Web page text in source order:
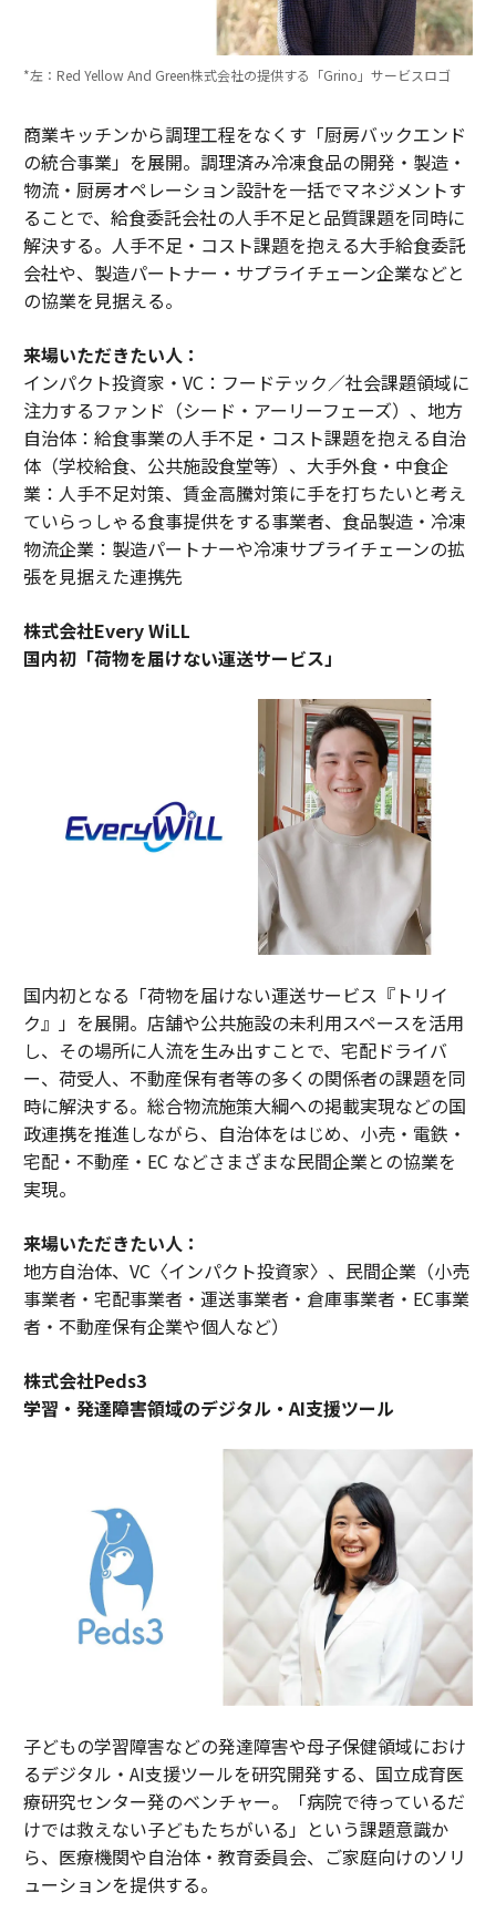
*左：Red Yellow And Green株式会社の提供する「Grino」サービスロゴ
商業キッチンから調理工程をなくす「厨房バックエンド
の統合事業」を展開。調理済み冷凍食品の開発・製造・
物流・厨房オペレーション設計を一括でマネジメントす
ることで、給食委託会社の人手不足と品質課題を同時に
解決する。人手不足・コスト課題を抱える大手給食委託
会社や、製造パートナー・サプライチェーン企業などと
の協業を見据える。
来場いただきたい人：
インパクト投資家・VC：フードテック／社会課題領域に
注力するファンド（シード・アーリーフェーズ）、地方
自治体：給食事業の人手不足・コスト課題を抱える自治
体（学校給食、公共施設食堂等）、大手外食・中食企
業：人手不足対策、賃金高騰対策に手を打ちたいと考え
ていらっしゃる食事提供をする事業者、食品製造・冷凍
物流企業：製造パートナーや冷凍サプライチェーンの拡
張を見据えた連携先
株式会社Every WiLL
国内初「荷物を届けない運送サービス」
国内初となる「荷物を届けない運送サービス『トリイ
ク』」を展開。店舗や公共施設の未利用スペースを活用
し、その場所に人流を生み出すことで、宅配ドライバ
ー、荷受人、不動産保有者等の多くの関係者の課題を同
時に解決する。総合物流施策大綱への掲載実現などの国
政連携を推進しながら、自治体をはじめ、小売・電鉄・
宅配・不動産・EC などさまざまな民間企業との協業を
実現。
来場いただきたい人：
地方自治体、VC〈インパクト投資家〉、民間企業（小売
事業者・宅配事業者・運送事業者・倉庫事業者・EC事業
者・不動産保有企業や個人など）
株式会社Peds3
学習・発達障害領域のデジタル・AI支援ツール
子どもの学習障害などの発達障害や母子保健領域におけ
るデジタル・AI支援ツールを研究開発する、国立成育医
療研究センター発のベンチャー。「病院で待っているだ
けでは救えない子どもたちがいる」という課題意識か
ら、医療機関や自治体・教育委員会、ご家庭向けのソリ
ューションを提供する。